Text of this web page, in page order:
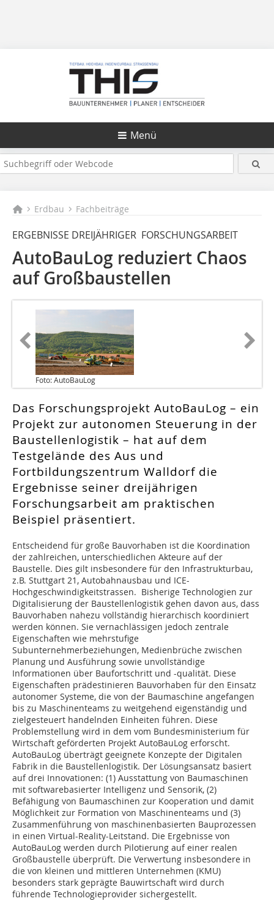
Menü
Erdbau Fachbeiträge
ERGEBNISSE DREIJÄHRIGER FORSCHUNGSARBEIT
AutoBauLog reduziert Chaos
auf Großbaustellen
Foto: AutoBauLog
Das Forschungsprojekt AutoBauLog – ein
Projekt zur autonomen Steuerung in der
Baustellenlogistik – hat auf dem
Testgelände des Aus und
Fortbildungszentrum Walldorf die
Ergebnisse seiner dreijährigen
Forschungsarbeit am praktischen
Beispiel präsentiert.
Entscheidend für große Bauvorhaben ist die Koordination
der zahlreichen, unterschiedlichen Akteure auf der
Baustelle. Dies gilt insbesondere für den Infrastrukturbau,
z.B. Stuttgart 21, Autobahnausbau und ICE-
Hochgeschwindigkeitstrassen. Bisherige Technologien zur
Digitalisierung der Baustellenlogistik gehen davon aus, dass
Bauvorhaben nahezu vollständig hierarchisch koordiniert
werden können. Sie vernachlässigen jedoch zentrale
Eigenschaften wie mehrstufige
Subunternehmerbeziehungen, Medienbrüche zwischen
Planung und Ausführung sowie unvollständige
Informationen über Baufortschritt und -qualität. Diese
Eigenschaften prädestinieren Bauvorhaben für den Einsatz
autonomer Systeme, die von der Baumaschine angefangen
bis zu Maschinenteams zu weitgehend eigenständig und
zielgesteuert handelnden Einheiten führen. Diese
Problemstellung wird in dem vom Bundesministerium für
Wirtschaft geförderten Projekt AutoBauLog erforscht.
AutoBauLog überträgt geeignete Konzepte der Digitalen
Fabrik in die Baustellenlogistik. Der Lösungsansatz basiert
auf drei Innovationen: (1) Ausstattung von Baumaschinen
mit softwarebasierter Intelligenz und Sensorik, (2)
Befähigung von Baumaschinen zur Kooperation und damit
Möglichkeit zur Formation von Maschinenteams und (3)
Zusammenführung von maschinenbasierten Bauprozessen
in einen Virtual-Reality-Leitstand. Die Ergebnisse von
AutoBauLog werden durch Pilotierung auf einer realen
Großbaustelle überprüft. Die Verwertung insbesondere in
die von kleinen und mittleren Unternehmen (KMU)
besonders stark geprägte Bauwirtschaft wird durch
führende Technologieprovider sichergestellt.